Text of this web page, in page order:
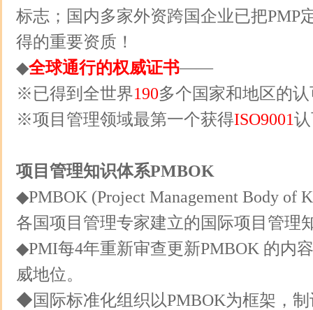
标志；国内多家外资跨国企业已把PMP
得的重要资质！
◆全球通行的权威证书——
※已得到全世界190多个国家和地区的
※项目管理领域最第一个获得ISO9001
项目管理知识体系PMBOK
◆PMBOK (Project Management Body of
各国项目管理专家建立的国际项目管理
◆PMI每4年重新审查更新PMBOK 的内
威地位。
◆国际标准化组织以PMBOK为框架，制